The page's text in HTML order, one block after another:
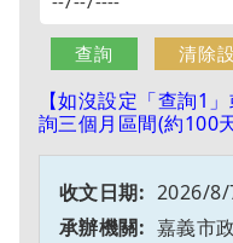
【如沒設定「查詢1
詢三個月區間(約100天
2026/8/
嘉義市